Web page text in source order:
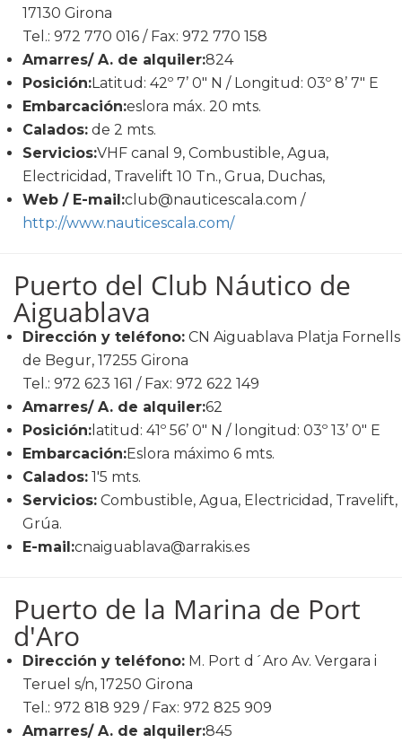
17130 Girona
Tel.: 972 770 016 / Fax: 972 770 158
Amarres/ A. de alquiler:824
Posición:Latitud: 42º 7’ 0" N / Longitud: 03º 8’ 7" E
Embarcación:eslora máx. 20 mts.
Calados: de 2 mts.
Servicios:VHF canal 9, Combustible, Agua,
Electricidad, Travelift 10 Tn., Grua, Duchas,
Web / E-mail:club@nauticescala.com /
http://www.nauticescala.com/
Puerto del Club Náutico de
Aiguablava
Dirección y teléfono: CN Aiguablava Platja Fornells
de Begur, 17255 Girona
Tel.: 972 623 161 / Fax: 972 622 149
Amarres/ A. de alquiler:62
Posición: latitud: 41º 56’ 0" N / longitud: 03º 13’ 0" E
Embarcación:Eslora máximo 6 mts.
Calados: 1'5 mts.
Servicios: Combustible, Agua, Electricidad, Travelift,
Grúa.
E-mail:cnaiguablava@arrakis.es
Puerto de la Marina de Port
d'Aro
Dirección y teléfono: M. Port d´Aro Av. Vergara i
Teruel s/n, 17250 Girona
Tel.: 972 818 929 / Fax: 972 825 909
Amarres/ A. de alquiler:845